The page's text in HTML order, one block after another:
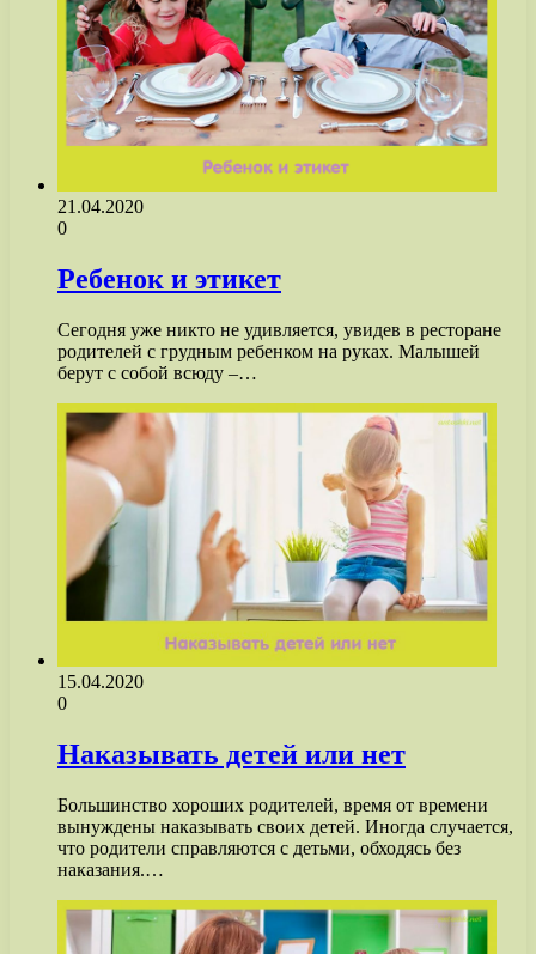
21.04.2020
0
Ребенок и этикет
Сегодня уже никто не удивляется, увидев в ресторане
родителей с грудным ребенком на руках. Малышей
берут с собой всюду –…
15.04.2020
0
Наказывать детей или нет
Большинство хороших родителей, время от времени
вынуждены наказывать своих детей. Иногда случается,
что родители справляются с детьми, обходясь без
наказания.…